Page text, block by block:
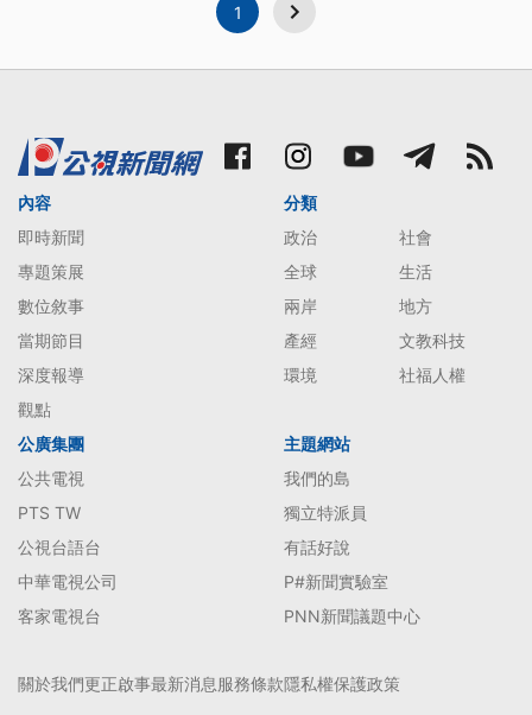
1
內容
即時新聞
專題策展
數位敘事
當期節目
深度報導
觀點
分類
政治
社會
全球
生活
兩岸
地方
產經
文教科技
環境
社福人權
公廣集團
公共電視
PTS TW
公視台語台
中華電視公司
客家電視台
主題網站
我們的島
獨立特派員
有話好說
P#新聞實驗室
PNN新聞議題中心
關於我們更正啟事最新消息服務條款隱私權保護政策